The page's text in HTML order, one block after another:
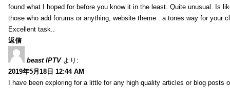
found what I hoped for before you know it in the least. Quite unusual. Is
those who add forums or anything, website theme . a tones way for your
Excellent task..
返信
beast IPTV より:
2019年5月18日 12:44 AM
I have been exploring for a little for any high quality articles or blog posts